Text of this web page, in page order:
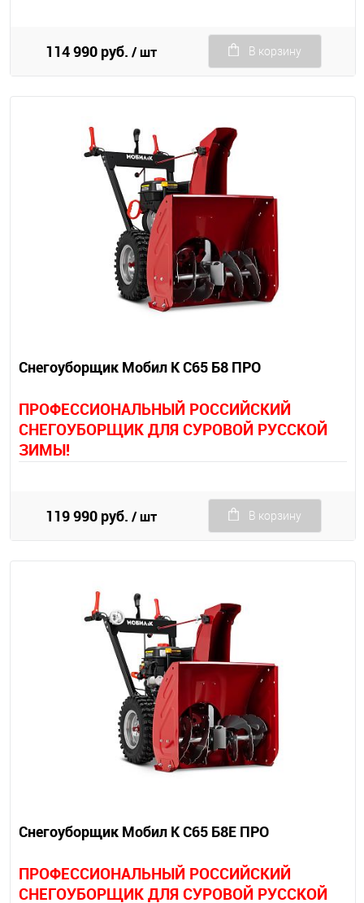
114 990 руб. / шт В корзину
Снегоуборщик Мобил К С65 Б8 ПРО
ПРОФЕССИОНАЛЬНЫЙ РОССИЙСКИЙ
СНЕГОУБОРЩИК ДЛЯ СУРОВОЙ РУССКОЙ
ЗИМЫ!
119 990 руб. / шт В корзину
Снегоуборщик Мобил К С65 Б8Е ПРО
ПРОФЕССИОНАЛЬНЫЙ РОССИЙСКИЙ
СНЕГОУБОРЩИК ДЛЯ СУРОВОЙ РУССКОЙ